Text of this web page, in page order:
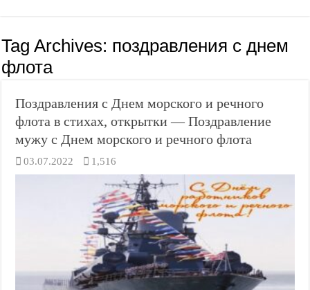
Tag Archives: поздравления с днем
флота
Поздравления с Днем морского и речного
флота в стихах, открытки — Поздравление
мужу с Днем морского и речного флота
03.07.2022 1,516